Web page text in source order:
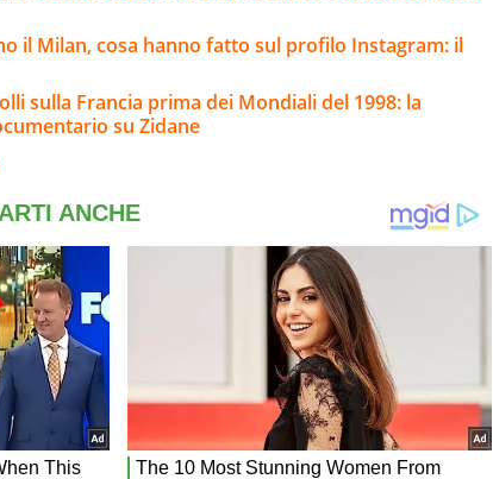
il Milan, cosa hanno fatto sul profilo Instagram: il
sulla Francia prima dei Mondiali del 1998: la
su Zidane